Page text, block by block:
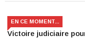
EN CE MOMENT...
Victoire judiciaire